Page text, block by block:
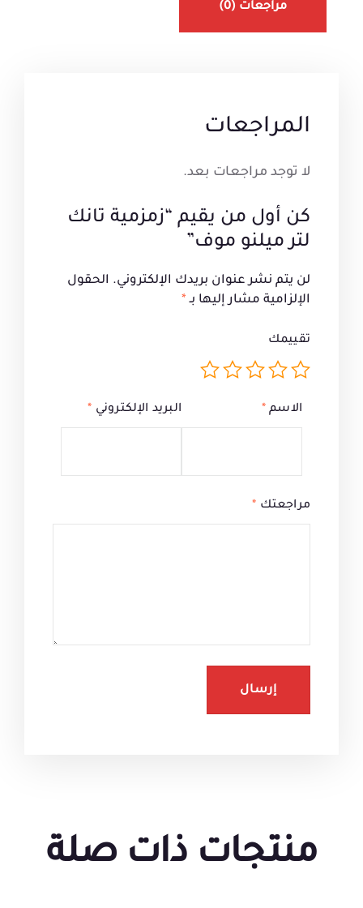
مراجعات (0)
المراجعات
لا توجد مراجعات بعد.
كن أول من يقيم “زمزمية تانك
لتر ميلنو موف”
لن يتم نشر عنوان بريدك الإلكتروني. الحقول
الإلزامية مشار إليها بـ *
تقييمك
مراجعتك *
الاسم* البريد الإلكتروني *
منتجات ذات صلة